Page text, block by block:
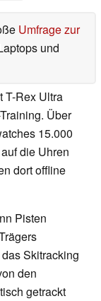
Umfrage zur
und
T-Rex Ultra
Über
15.000
die Uhren
dort offline
Pisten
Skitracking
den
getrackt